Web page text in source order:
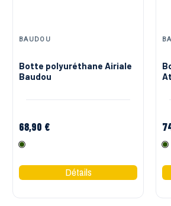
BAUDOU
Botte polyuréthane Airiale
Baudou
68,90 €
Olive